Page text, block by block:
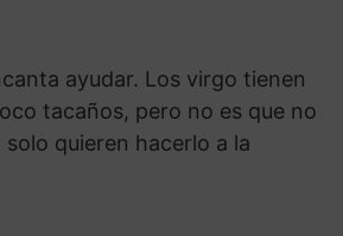
ayudar. Los virgo tienen
tacaños, pero no es que no
solo quieren hacerlo a la